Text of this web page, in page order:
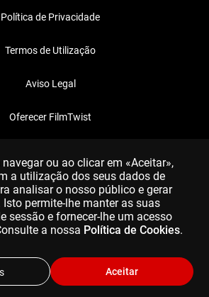
Política de Privacidade
Termos de Utilização
Aviso Legal
Oferecer FilmTwist
ou ao clicar em «Aceitar»,
a utilização dos seus dados de
analisar o nosso público e gerar
permite-lhe manter as suas
sessão e fornecer-lhe um acesso
a nossa Política de Cookies.
Aceitar